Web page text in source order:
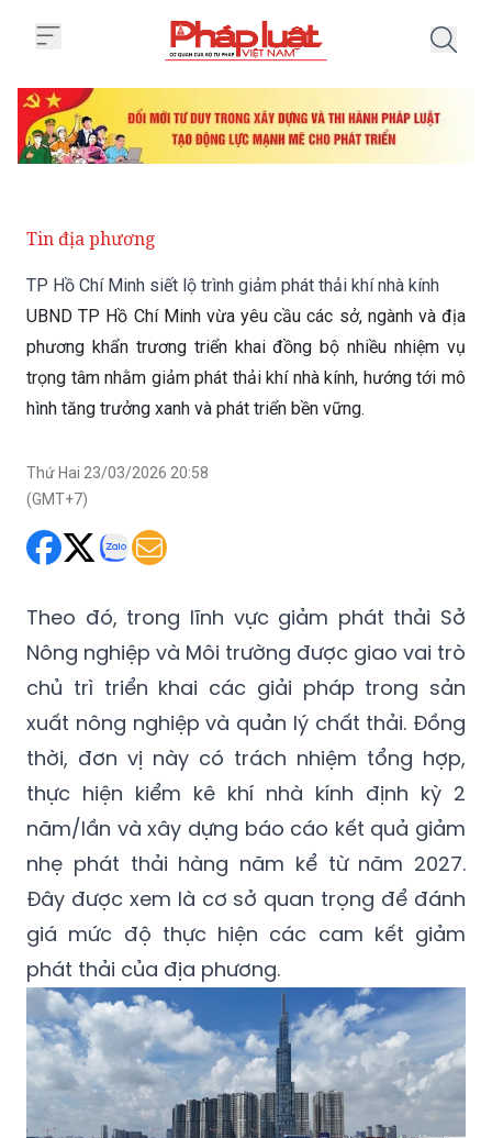
Tin địa phương
TP Hồ Chí Minh siết lộ trình giảm phát thải khí nhà kính
UBND TP Hồ Chí Minh vừa yêu cầu các sở, ngành và địa
phương khẩn trương triển khai đồng bộ nhiều nhiệm vụ
trọng tâm nhằm giảm phát thải khí nhà kính, hướng tới mô
hình tăng trưởng xanh và phát triển bền vững.
Thứ Hai 23/03/2026 20:58
(GMT+7)
Theo đó, trong lĩnh vực giảm phát thải Sở
Nông nghiệp và Môi trường được giao vai trò
chủ trì triển khai các giải pháp trong sản
xuất nông nghiệp và quản lý chất thải. Đồng
thời, đơn vị này có trách nhiệm tổng hợp,
thực hiện kiểm kê khí nhà kính định kỳ 2
năm/lần và xây dựng báo cáo kết quả giảm
nhẹ phát thải hàng năm kể từ năm 2027.
Đây được xem là cơ sở quan trọng để đánh
giá mức độ thực hiện các cam kết giảm
phát thải của địa phương.